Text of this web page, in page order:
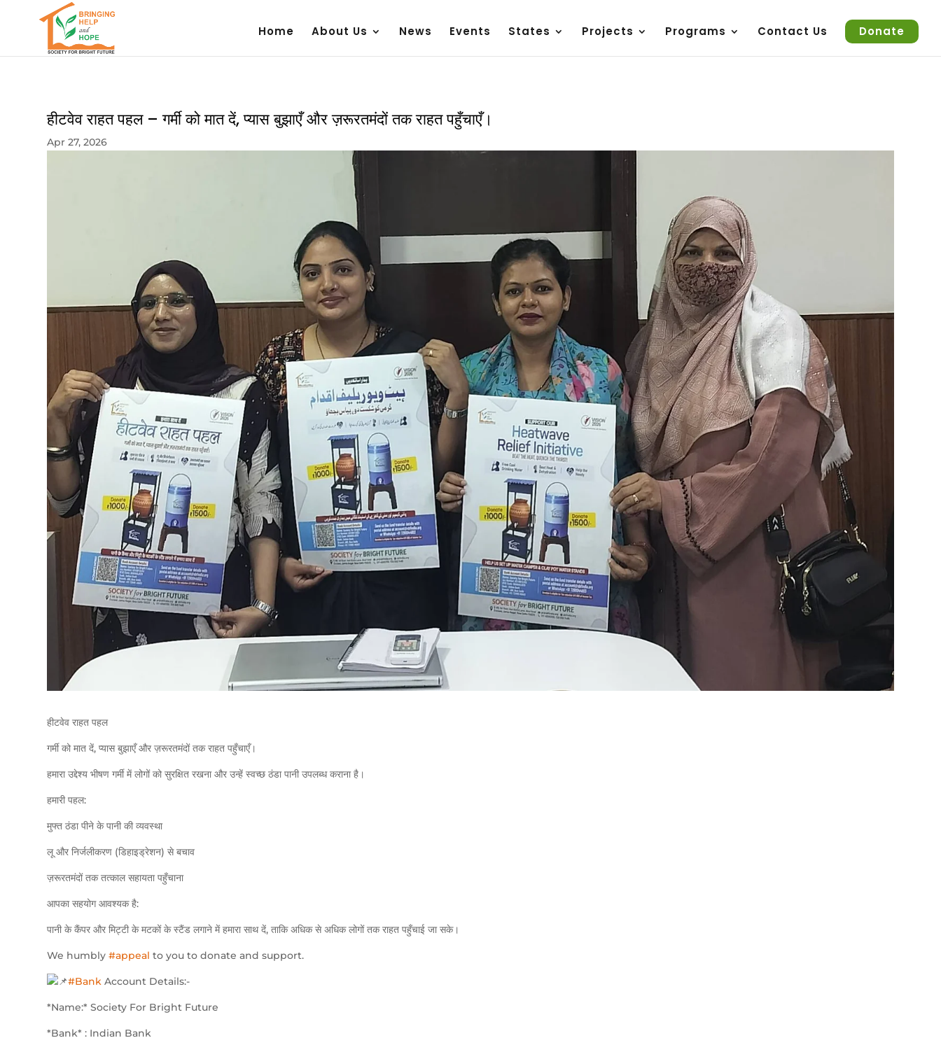
Home About Us News Events States Projects Programs Contact Us Donate
हीटवेव राहत पहल – गर्मी को मात दें, प्यास बुझाएँ और ज़रूरतमंदों तक राहत पहुँचाएँ।
Apr 27, 2026
हीटवेव राहत पहल
गर्मी को मात दें, प्यास बुझाएँ और ज़रूरतमंदों तक राहत पहुँचाएँ।
हमारा उद्देश्य भीषण गर्मी में लोगों को सुरक्षित रखना और उन्हें स्वच्छ ठंडा पानी उपलब्ध कराना है।
हमारी पहल:
मुफ्त ठंडा पीने के पानी की व्यवस्था
लू और निर्जलीकरण (डिहाइड्रेशन) से बचाव
ज़रूरतमंदों तक तत्काल सहायता पहुँचाना
आपका सहयोग आवश्यक है:
पानी के कैंपर और मिट्टी के मटकों के स्टैंड लगाने में हमारा साथ दें, ताकि अधिक से अधिक लोगों तक राहत पहुँचाई जा सके।
We humbly#appeal to you to donate and support.
#Bank Account Details:-
*Name:* Society For Bright Future
*Bank* : Indian Bank